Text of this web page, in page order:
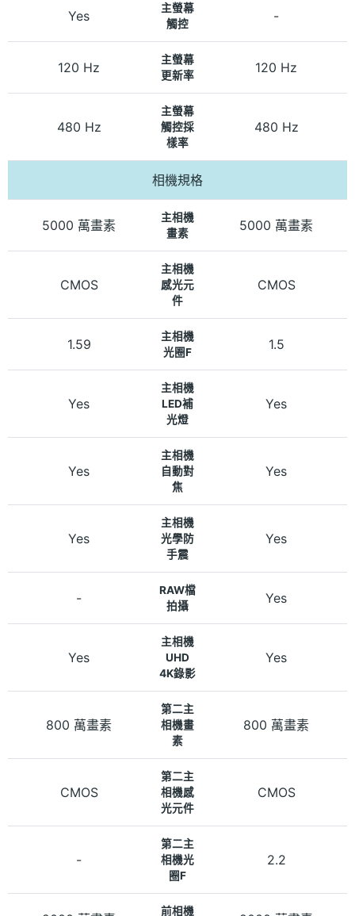
Yes
主螢幕
觸控
-
120 Hz
主螢幕
更新率
120 Hz
480 Hz
主螢幕
觸控採
樣率
480 Hz
相機規格
5000 萬畫素
主相機
畫素
5000 萬畫素
CMOS
主相機
感光元
件
CMOS
1.59
主相機
光圈F
1.5
Yes
主相機
LED補
光燈
Yes
Yes
主相機
自動對
焦
Yes
Yes
主相機
光學防
手震
Yes
-
RAW檔
拍攝
Yes
Yes
主相機
UHD
4K錄影
Yes
800 萬畫素
第二主
相機畫
素
800 萬畫素
CMOS
第二主
相機感
光元件
CMOS
-
第二主
相機光
圈F
2.2
前相機